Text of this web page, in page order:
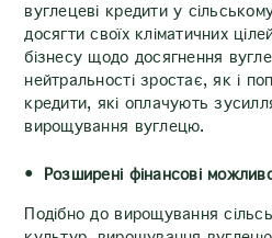
вуглецеві кредити у
досягти своїх кліматичних
бізнесу щодо досягнення
нейтральності зростає, як і
кредити, які оплачують
вирощування вуглецю.
Розширені фінансові
Подібно до вирощування